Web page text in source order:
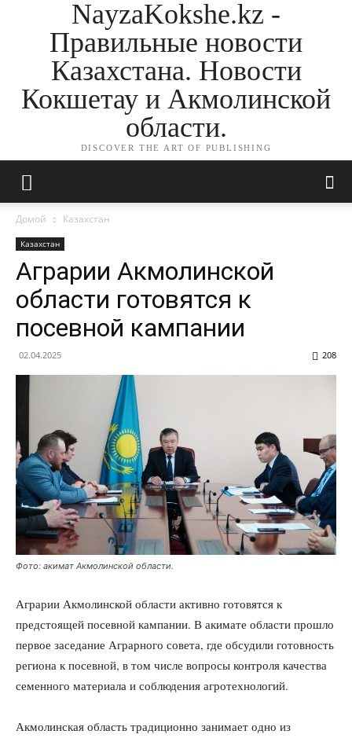
NayzaKokshe.kz -
Правильные новости
Казахстана. Новости
Кокшетау и Акмолинской
области.
DISCOVER THE ART OF PUBLISHING
Домой Казахстан
Казахстан
Аграрии Акмолинской
области готовятся к
посевной кампании
02.04.2025 208
Фото: акимат Акмолинской области.
Аграрии Акмолинской области активно готовятся к
предстоящей посевной кампании. В акимате области прошло
первое заседание Аграрного совета, где обсудили готовность
региона к посевной, в том числе вопросы контроля качества
семенного материала и соблюдения агротехнологий.
Акмолинская область традиционно занимает одно из